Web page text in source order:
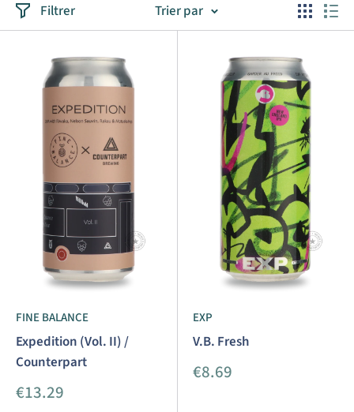
Filtrer Trier par
FINE BALANCE
Expedition (Vol. II) /
Counterpart
Prix
€13.29
EXP
V.B. Fresh
Prix
€8.69